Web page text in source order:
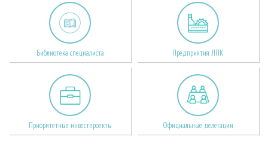
Библиотека специалиста Предприятия ЛПК
Приоритетные инвестпроекты Официальные делегации